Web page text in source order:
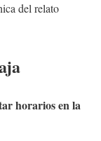
del relato
horarios en la